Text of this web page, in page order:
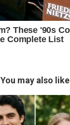
You may also like